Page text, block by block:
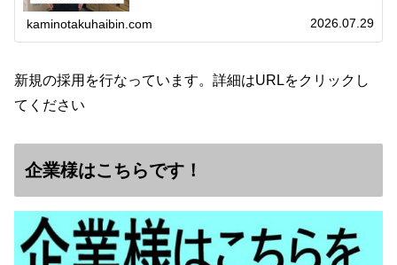
kaminotakuhaibin.com 2026.07.29
新規の採用を行なっています。詳細はURLをクリックし
てください
企業様はこちらです！